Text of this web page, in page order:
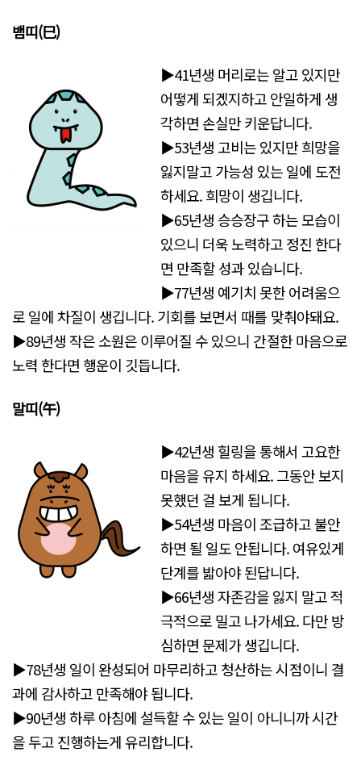
뱀띠(巳)
▶41년생 머리로는 알고 있지만
어떻게 되겠지하고 안일하게 생
각하면 손실만 키운답니다.
▶53년생 고비는 있지만 희망을
잃지말고 가능성 있는 일에 도전
하세요. 희망이 생깁니다.
▶65년생 승승장구 하는 모습이
있으니 더욱 노력하고 정진 한다
면 만족할 성과 있습니다.
▶77년생 예기치 못한 어려움으
로 일에 차질이 생깁니다. 기회를 보면서 때를 맞춰야돼요.
▶89년생 작은 소원은 이루어질 수 있으니 간절한 마음으로
노력 한다면 행운이 깃듭니다.
말띠(午)
▶42년생 힐링을 통해서 고요한
마음을 유지 하세요. 그동안 보지
못했던 걸 보게 됩니다.
▶54년생 마음이 조급하고 불안
하면 될 일도 안됩니다. 여유있게
단계를 밟아야 된답니다.
▶66년생 자존감을 잃지 말고 적
극적으로 밀고 나가세요. 다만 방
심하면 문제가 생깁니다.
▶78년생 일이 완성되어 마무리하고 청산하는 시점이니 결
과에 감사하고 만족해야 됩니다.
▶90년생 하루 아침에 설득할 수 있는 일이 아니니까 시간
을 두고 진행하는게 유리합니다.